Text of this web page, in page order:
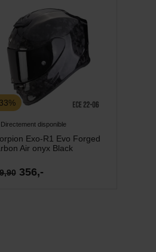
Directement disponible
Exo-R1 Evo Forged
Air onyx Black
356,-